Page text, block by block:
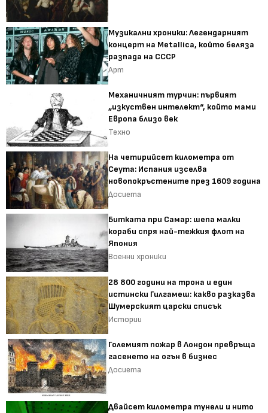
Музикални хроники: Легендарният
концерт на Metallica, който беляза
разпада на СССР
Арт
Механичният турчин: първият
„изкуствен интелект“, който мами
Европа близо век
Техно
На четирийсет километра от
Сеута: Испания изселва
новопокръстените през 1609 година
Досиета
Битката при Самар: шепа малки
кораби спря най-тежкия флот на
Япония
Военни хроники
28 800 години на трона и един
истински Гилгамеш: какво разказва
Шумерският царски списък
Истории
Големият пожар в Лондон превръща
гасенето на огън в бизнес
Досиета
Двайсет километра тунели и нито